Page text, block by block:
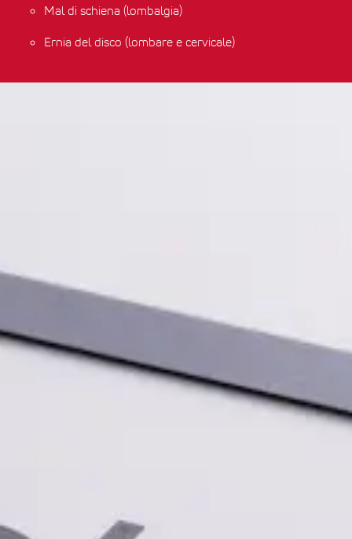
Mal di schiena (lombalgia)
Ernia del disco (lombare e cervicale)